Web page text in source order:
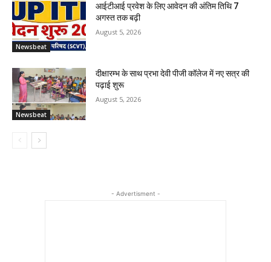
Newsbeat
आईटीआई प्रवेश के लिए आवेदन की अंतिम तिथि 7
अगस्त तक बढ़ी
August 5, 2026
Newsbeat
दीक्षारम्भ के साथ प्रभा देवी पीजी कॉलेज में नए सत्र की
पढ़ाई शुरू
August 5, 2026
- Advertisment -